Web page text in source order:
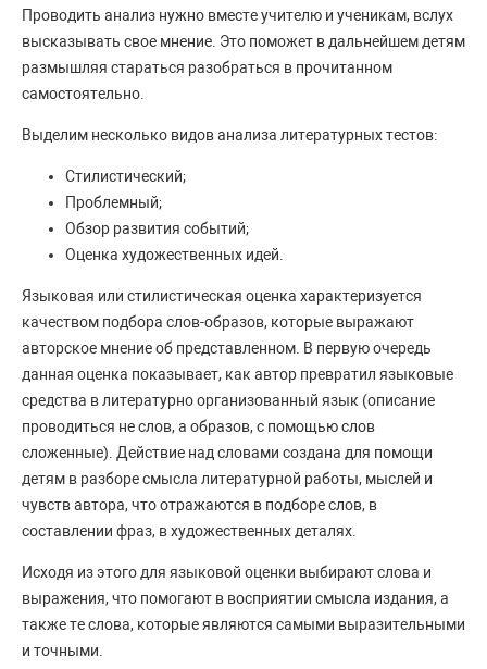
Проводить анализ нужно вместе учителю и ученикам, вслух
высказывать свое мнение. Это поможет в дальнейшем детям
размышляя стараться разобраться в прочитанном
самостоятельно.
Выделим несколько видов анализа литературных тестов:
Стилистический;
Проблемный;
Обзор развития событий;
Оценка художественных идей.
Языковая или стилистическая оценка характеризуется
качеством подбора слов-образов, которые выражают
авторское мнение об представленном. В первую очередь
данная оценка показывает, как автор превратил языковые
средства в литературно организованный язык (описание
проводиться не слов, а образов, с помощью слов
сложенные). Действие над словами создана для помощи
детям в разборе смысла литературной работы, мыслей и
чувств автора, что отражаются в подборе слов, в
составлении фраз, в художественных деталях.
Исходя из этого для языковой оценки выбирают слова и
выражения, что помогают в восприятии смысла издания, а
также те слова, которые являются самыми выразительными
и точными.